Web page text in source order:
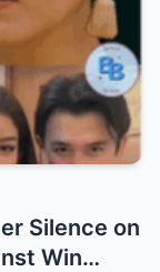
Silence on
Win